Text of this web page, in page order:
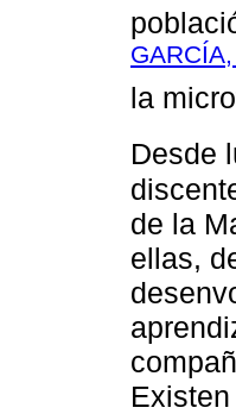
la
Desde
de la
ellas,